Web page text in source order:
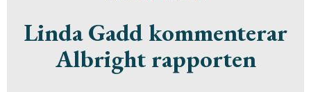
Linda Gadd kommenterar
Albright rapporten